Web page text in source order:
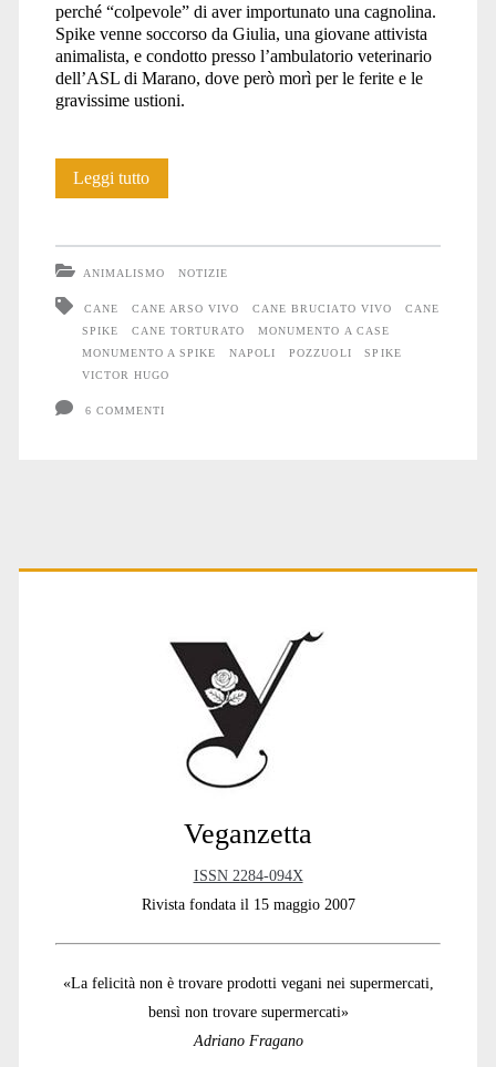
perché “colpevole” di aver importunato una cagnolina.
Spike venne soccorso da Giulia, una giovane attivista
animalista, e condotto presso l’ambulatorio veterinario
dell’ASL di Marano, dove però morì per le ferite e le
gravissime ustioni.
Leggi tuttoUn
ANIMALISMO NOTIZIE
CANE CANE ARSO VIVO CANE BRUCIATO VIVO
CANE
SPIKE
CANE TORTURATO
MONUMENTO A CASE
MONUMENTO A SPIKE
NAPOLI POZZUOLI
SPIKE
VICTOR HUGO
6 COMMENTI
Primary
Veganzetta
ISSN 2284-094X
Rivista fondata il 15 maggio 2007
«La felicità non è trovare prodotti vegani nei supermercati,
bensì non trovare supermercati»
Adriano Fragano